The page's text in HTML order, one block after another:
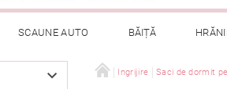
SCAUNE AUTO BĂIȚĂ
SAU DIN EXPOZIȚIE TERMENI
Ingrijire Saci de dormit